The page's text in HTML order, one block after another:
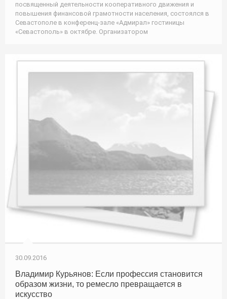
посвященный деятельности кооперативного движения и
повышения финансовой грамотности населения, состоялся в
Севастополе в конференц-зале «Адмирал» гостиницы
«Севастополь» в октябре. Организатором
30.09.2016
Владимир Курьянов: Если профессия становится
образом жизни, то ремесло превращается в
искусство